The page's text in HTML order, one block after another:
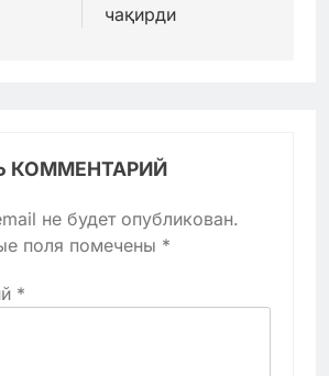
чақирди
КОММЕНТАРИЙ
не будет опубликован.
поля помечены *
*